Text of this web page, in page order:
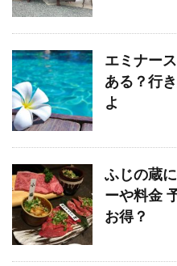
エミナー
ある？行
よ
ふじの蔵
ーや料金
お得？